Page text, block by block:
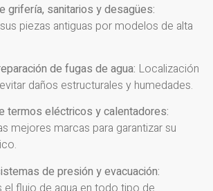
grifería, sanitarios y desagües:
piezas antiguas por modelos de alta
de fugas de agua: Localización
daños estructurales y humedades.
termos eléctricos y calentadores:
mejores marcas para garantizar su
de presión y evacuación: